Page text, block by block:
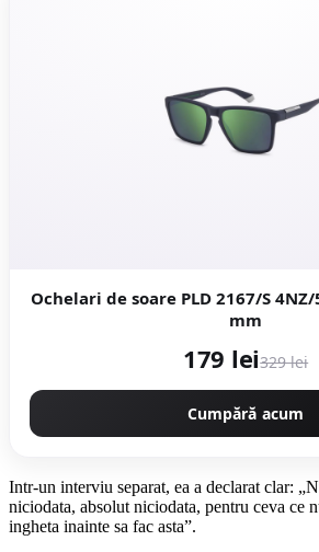
Ochelari de soare PLD 2167/S 4NZ/5Z 56 - Marime 56
mm
179 lei329 lei
Cumpără acum
Intr-un interviu separat, ea a declarat clar:
niciodata, absolut niciodata, pentru ceva ce
ingheta inainte sa fac asta”.